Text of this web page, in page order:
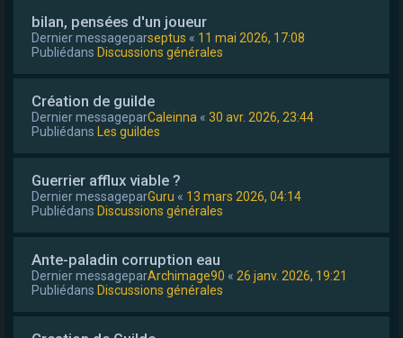
bilan, pensées d'un joueur
Dernier messageparseptus « 11 mai 2026, 17:08
Publiédans Discussions générales
Création de guilde
Dernier messageparCaleinna « 30 avr. 2026, 23:44
Publiédans
Les guildes
Guerrier afflux viable ?
Dernier messageparGuru « 13 mars 2026, 04:14
Publiédans Discussions générales
Ante-paladin corruption eau
Dernier messageparArchimage90 « 26 janv. 2026, 19:21
Publiédans Discussions générales